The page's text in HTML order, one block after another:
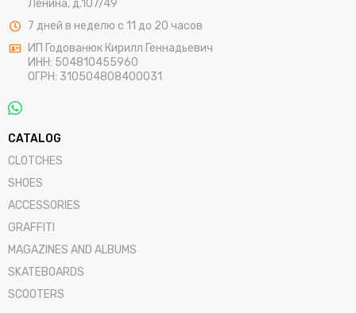
Ленина, д.107/49
7 дней в неделю с 11 до 20 часов
ИП Годованюк Кирилл Геннадьевич
ИНН: 504810455960
ОГРН: 310504808400031
CATALOG
CLOTCHES
SHOES
ACCESSORIES
GRAFFITI
MAGAZINES AND ALBUMS
SKATEBOARDS
SCOOTERS